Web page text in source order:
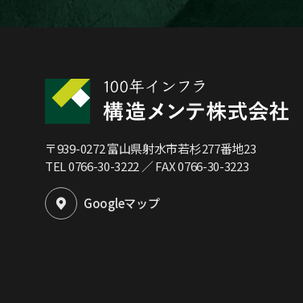
〒939-0272 富山県射水市若杉277番地23
TEL 0766-30-3222 ／ FAX 0766-30-3223
Googleマップ